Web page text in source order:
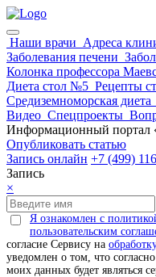
Наши врачи Адреса
Заболевания печени
Колонка профессора
Диета стол №5 Рецепты
Средиземноморская диета
Видео Спецпроекты
Информационный портал
Опубликовать статью
Запись онлайн +7 (499)
Запись
×
Я ознакомлен с
пользовательским
согласие Сервису на
уведомлен о том, что согласно
моих данных будет являться